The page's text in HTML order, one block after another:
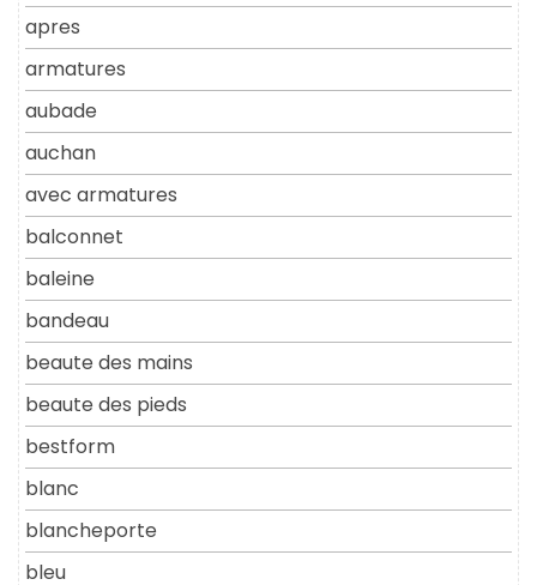
apres
armatures
aubade
auchan
avec armatures
balconnet
baleine
bandeau
beaute des mains
beaute des pieds
bestform
blanc
blancheporte
bleu